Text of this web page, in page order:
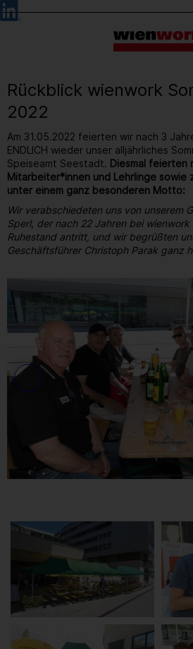
Barrierefreie
Bedienung
Sprachauswahl
Rückblick wienwork
2022
Am 31.05.2022 feierten wir nach 3
ENDLICH wieder unser alljährliches
Speiseamt Seestadt. Diesmal feierten
Mitarbeiter*innen und Lehrlinge sowie
unter einem ganz besonderen Motto:
Wir verabschiedeten uns von unserem
Sperl, der nach 22 Jahren bei
Ruhestand antritt, und wir begrüßten
Geschäftsführer Christoph Parak ganz